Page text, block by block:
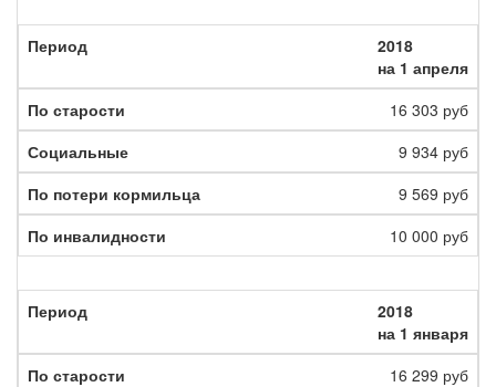
2018
на 1 апреля
16 303 руб
9 934 руб
9 569 руб
10 000 руб
2018
на 1 января
16 299 руб